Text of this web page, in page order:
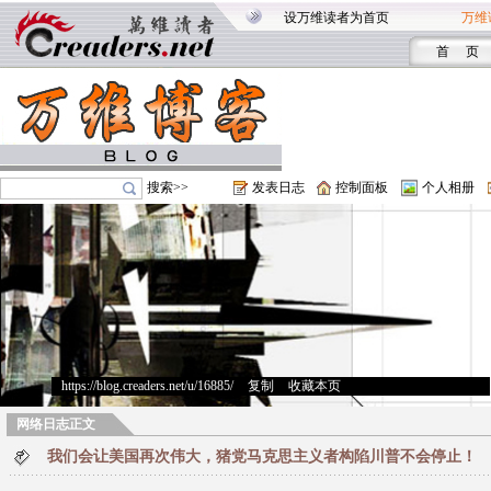
设万维读者为首页 万维
首 页
搜索>> 发表日志 控制面板 个人相册
https://blog.creaders.net/u/16885/> 复制 收藏本页
网络日志正文
我们会让美国再次伟大，猪党马克思主义者构陷川普不会停止！